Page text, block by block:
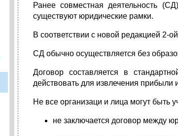
Ранее совместная деятельность
существуют юридические рамки.
В соответствии с новой редакцией 2-
СД обычно осуществляется без
Договор составляется в
действовать для извлечения прибыли
Не все организаци и лица могут быть
не заключается договор между